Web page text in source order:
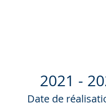
2021 -
Date de